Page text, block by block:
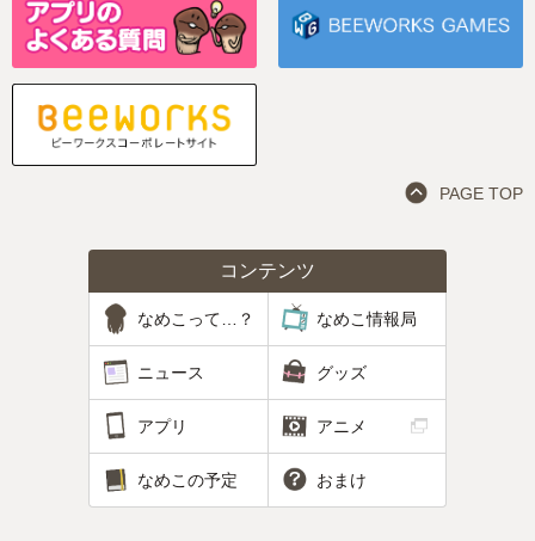
PAGE TOP
コンテンツ
なめこって…？ なめこ情報局
ニュース グッズ
アプリ アニメ
なめこの予定 おまけ